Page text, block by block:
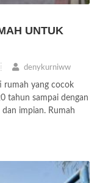
UNTUK
denykurniww
rumah yang cocok
tahun sampai dengan
impian. Rumah